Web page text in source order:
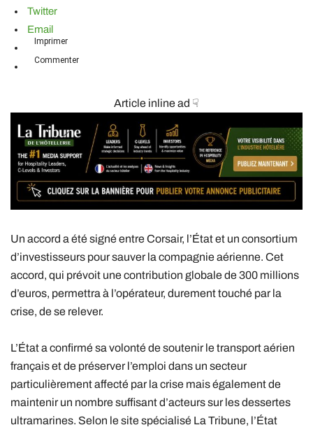
Twitter
Email
Imprimer
Commenter
Article inline ad ☟
Un accord a été signé entre Corsair, l’État et un consortium
d’investisseurs pour sauver la compagnie aérienne. Cet
accord, qui prévoit une contribution globale de 300 millions
d’euros, permettra à l’opérateur, durement touché par la
crise, de se relever.
L’État a confirmé sa volonté de soutenir le transport aérien
français et de préserver l’emploi dans un secteur
particulièrement affecté par la crise mais également de
maintenir un nombre suffisant d’acteurs sur les dessertes
ultramarines. Selon le site spécialisé La Tribune, l’État